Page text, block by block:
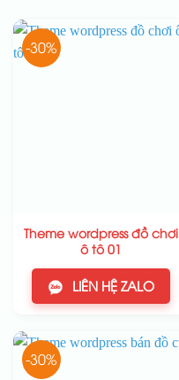
-30%
Theme wordpress đồ chơi
ô tô 01
LIÊN HỆ ZALO
-30%